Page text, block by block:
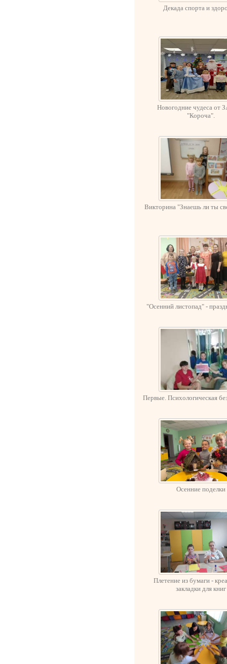
Декада спорта и
Новогодние чудеса от
"Короча".
Викторина "Знаешь ли ты
"Осенний листопад" -
Первые. Психологическая
Осенние поделки
Плетение из бумаги -
закладки для книг